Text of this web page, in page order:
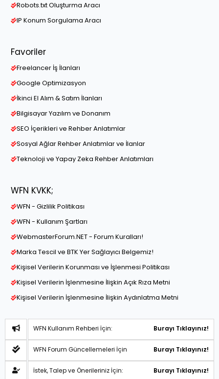
Robots.txt Oluşturma Aracı
IP Konum Sorgulama Aracı
Favoriler
Freelancer İş İlanları
Google Optimizasyon
İkinci El Alım & Satım İlanları
Bilgisayar Yazılım ve Donanım
SEO İçerikleri ve Rehber Anlatımlar
Sosyal Ağlar Rehber Anlatımlar ve İlanlar
Teknoloji ve Yapay Zeka Rehber Anlatımları
WFN KVKK;
WFN - Gizlilik Politikası
WFN - Kullanım Şartları
WebmasterForum.NET - Forum Kuralları!
Marka Tescil ve BTK Yer Sağlayıcı Belgemiz!
Kişisel Verilerin Korunması ve İşlenmesi Politikası
Kişisel Verilerin İşlenmesine İlişkin Açık Rıza Metni
Kişisel Verilerin İşlenmesine İlişkin Aydınlatma Metni
WFN Kullanım Rehberi İçin: Burayı Tıklayınız!
WFN Forum Güncellemeleri İçin Burayı Tıklayınız!
İstek, Talep ve Önerileriniz İçin: Burayı Tıklayınız!